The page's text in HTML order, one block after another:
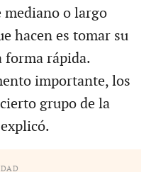
mediano o largo
hacen es tomar su
forma rápida.
importante, los
grupo de la